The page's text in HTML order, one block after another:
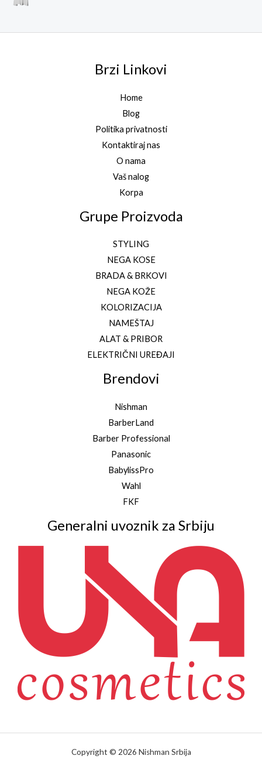
Brzi Linkovi
Home
Blog
Politika privatnosti
Kontaktiraj nas
O nama
Vaš nalog
Korpa
Grupe Proizvoda
STYLING
NEGA KOSE
BRADA & BRKOVI
NEGA KOŽE
KOLORIZACIJA
NAMEŠTAJ
ALAT & PRIBOR
ELEKTRIČNI UREĐAJI
Brendovi
Nishman
BarberLand
Barber Professional
Panasonic
BabylissPro
Wahl
FKF
Generalni uvoznik za Srbiju
Copyright © 2026 Nishman Srbija